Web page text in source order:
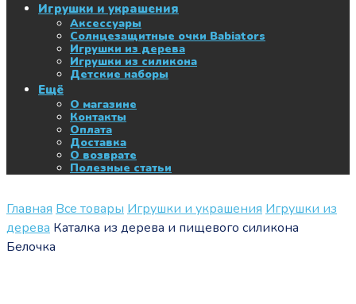
Игрушки и украшения
Аксессуары
Солнцезащитные очки Babiators
Игрушки из дерева
Игрушки из силикона
Детские наборы
Ещё
О магазине
Контакты
Оплата
Доставка
О возврате
Полезные статьи
Главная Все товары Игрушки и украшения Игрушки из
дерева Каталка из дерева и пищевого силикона
Белочка